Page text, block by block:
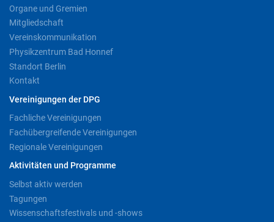
Organe und Gremien
Mitgliedschaft
Vereinskommunikation
Physikzentrum Bad Honnef
Standort Berlin
Kontakt
Vereinigungen der DPG
Fachliche Vereinigungen
Fachübergreifende Vereinigungen
Regionale Vereinigungen
Aktivitäten und Programme
Selbst aktiv werden
Tagungen
Wissenschaftsfestivals und -shows